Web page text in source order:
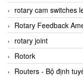
Bosch
Boydcorp
BRAUN Vietnam
Brinkmann Pumpen
BRONKHORST
rotary cam switches
Rotary Feedback
rotary joint
Rotork
Routers - Bộ định